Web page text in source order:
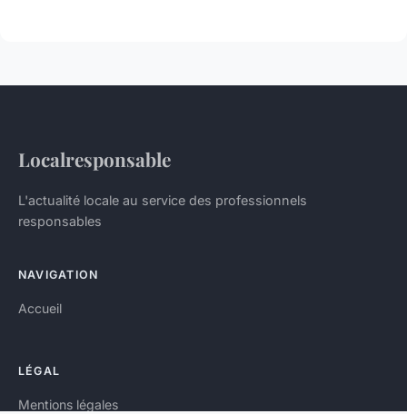
Localresponsable
L'actualité locale au service des professionnels
responsables
NAVIGATION
Accueil
LÉGAL
Mentions légales